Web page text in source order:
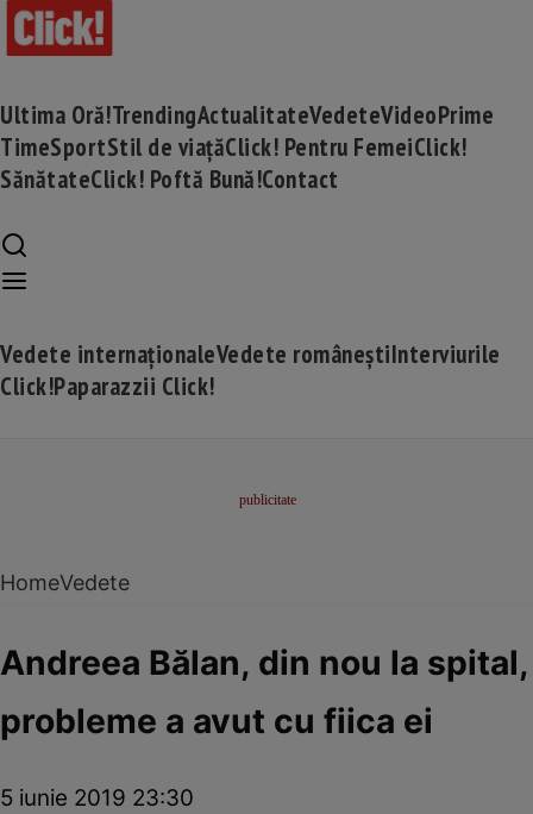
Ultima Oră!TrendingActualitateVedeteVideoPrime
TimeSportStil de viațăClick! Pentru FemeiClick!
SănătateClick! Poftă Bună!Contact
Vedete internaționaleVedete româneștiInterviurile
Click!Paparazzii Click!
HomeVedete
Andreea Bălan, din nou la
probleme a avut cu fiica ei
5 iunie 2019 23:30